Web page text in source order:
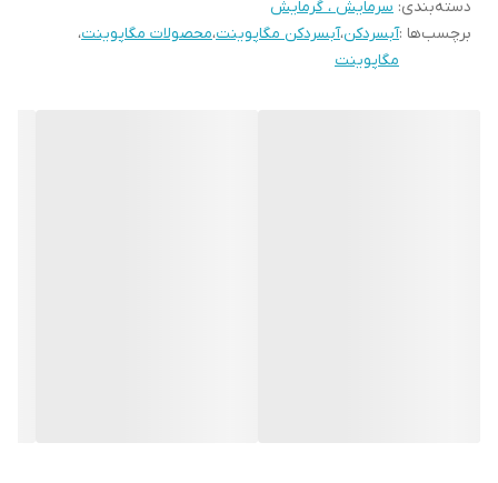
دسته‌بندی: سرمایش ، گرمایش
برچسب‌ها :آبسردکن،آبسردکن مگاپوینت،محصولات مگاپوینت،
مگاپوینت